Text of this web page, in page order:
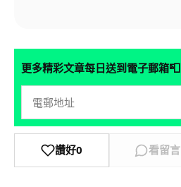
更多精彩文章每日送到電子郵箱📮
讚好0 看留言